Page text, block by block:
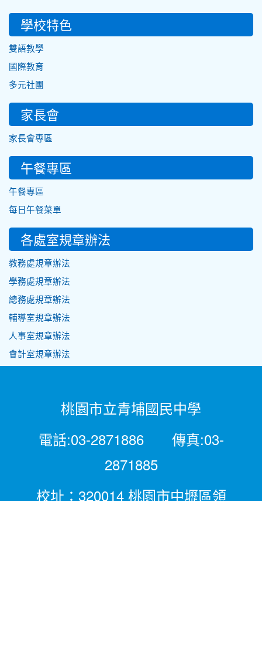
學校特色
雙語教學
國際教育
多元社團
家長會
家長會專區
午餐專區
午餐專區
每日午餐菜單
各處室規章辦法
教務處規章辦法
學務處規章辦法
總務處規章辦法
輔導室規章辦法
人事室規章辦法
會計室規章辦法
桃園市立青埔國民中學
電話:03-2871886 傳真:03-
2871885
校址：320014 桃園市中壢區領